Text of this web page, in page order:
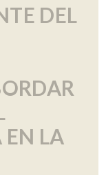
DEL
EN LA